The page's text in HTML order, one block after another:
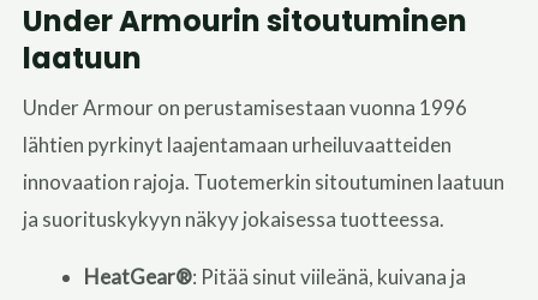
Under Armourin sitoutuminen
laatuun
Under Armour on perustamisestaan vuonna 1996
lähtien pyrkinyt laajentamaan urheiluvaatteiden
innovaation rajoja. Tuotemerkin sitoutuminen laatuun
ja suorituskykyyn näkyy jokaisessa tuotteessa.
HeatGear®: Pitää sinut viileänä, kuivana ja